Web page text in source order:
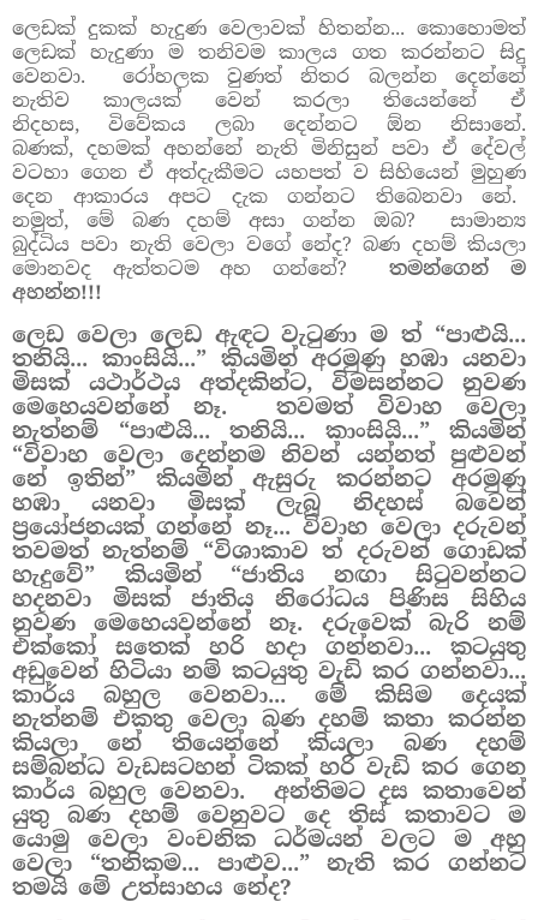
ලෙඩක් දුකක් හැදුණ වෙලාවක් හිතන්න... කොහොමත්
ලෙඩක් හැදුණා ම තනිවම කාලය ගත කරන්නට සිදු
වෙනවා.
රෝහලක වුණත් නිතර බලන්න දෙන්නේ
නැතිව කාලයක් වෙන් කරලා තියෙන්නේ ඒ
නිදහස, විවේකය ලබා දෙන්නට ඕන නිසානේ.
බණක්, දහමක් අහන්නේ නැති මිනිසුන් පවා ඒ දේවල්
වටහා ගෙන ඒ අත්දැකීමට යහපත් ව සිහියෙන් මුහුණ
දෙන ආකාරය අපට දැක ගන්නට තිබෙනවා නේ.
නමුත්, මේ බණ දහම් අසා ගන්න ඔබ?
සාමාන්‍ය
බුද්ධිය පවා නැති වෙලා වගේ නේද? බණ දහම් කියලා
මොනවද ඇත්තටම අහ ගන්නේ?
තමන්ගෙන් ම
අහන්න!!!
ලෙඩ වෙලා ලෙඩ ඇඳට වැටුණා ම ත් “පාළුයි...
තනියි... කාංසියි...” කියමින් අරමුණු හඹා යනවා
මිසක් යථාර්ථය අත්දකින්ට, විමසන්නට නුවණ
මෙහෙයවන්නේ නෑ. තවමත් විවාහ වෙලා
නැත්නම් “පාළුයි... තනියි... කාංසියි...” කියමින්
“විවාහ වෙලා දෙන්නම නිවන් යන්නත් පුළුවන්
නේ ඉතින්” කියමින් ඇසුරු කරන්නට අරමුණු
හඹා යනවා මිසක් ලැබූ නිදහස් බවෙන්
ප්‍රයෝජනයක් ගන්නේ නෑ... විවාහ වෙලා දරුවන්
තවමත් නැත්නම් “විශාකාව ත් දරුවන් ගොඩක්
හැදුවේ” කියමින් “ජාතිය නඟා සිටුවන්නට
හදනවා මිසක් ජාතිය නිරෝධය පිණිස සිහිය
නුවණ මෙහෙයවන්නේ නෑ. දරුවෙක් බැරි නම්
එක්කෝ සතෙක් හරි හදා ගන්නවා... කටයුතු
අඩුවෙන් හිටියා නම් කටයුතු වැඩි කර ගන්නවා...
කාර්ය බහුල වෙනවා... මේ කිසිම දෙයක්
නැත්නම් එකතු වෙලා බණ දහම් කතා කරන්න
කියලා නේ තියෙන්නේ කියලා බණ දහම්
සම්බන්ධ වැඩසටහන් ටිකක් හරි වැඩි කර ගෙන
කාර්ය බහුල වෙනවා. අන්තිමට දස කතාවෙන්
යුතු බණ දහම් වෙනුවට දෙ තිස් කතාවට ම
යොමු වෙලා වංචනික ධර්මයන් වලට ම අහු
වෙලා “තනිකම... පාළුව...” නැති කර ගන්නට
තමයි මේ උත්සාහය නේද?